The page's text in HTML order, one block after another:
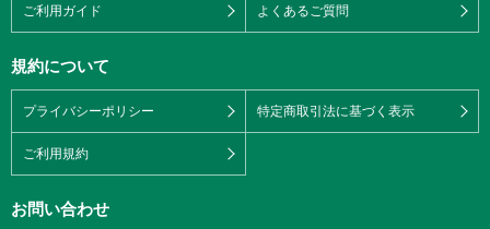
ご利用ガイド よくあるご質問
規約について
プライバシーポリシー 特定商取引法に基づく表示
ご利用規約
お問い合わせ